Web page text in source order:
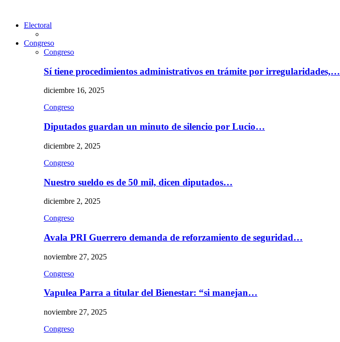
Electoral
Congreso
Congreso
Sí tiene procedimientos administrativos en trámite por irregularidades,…
diciembre 16, 2025
Congreso
Diputados guardan un minuto de silencio por Lucio…
diciembre 2, 2025
Congreso
Nuestro sueldo es de 50 mil, dicen diputados…
diciembre 2, 2025
Congreso
Avala PRI Guerrero demanda de reforzamiento de seguridad…
noviembre 27, 2025
Congreso
Vapulea Parra a titular del Bienestar: “si manejan…
noviembre 27, 2025
Congreso